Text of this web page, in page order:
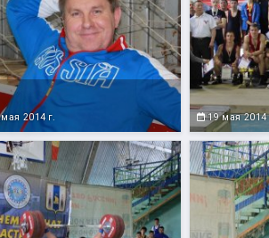
2014 г. 19 мая 2014